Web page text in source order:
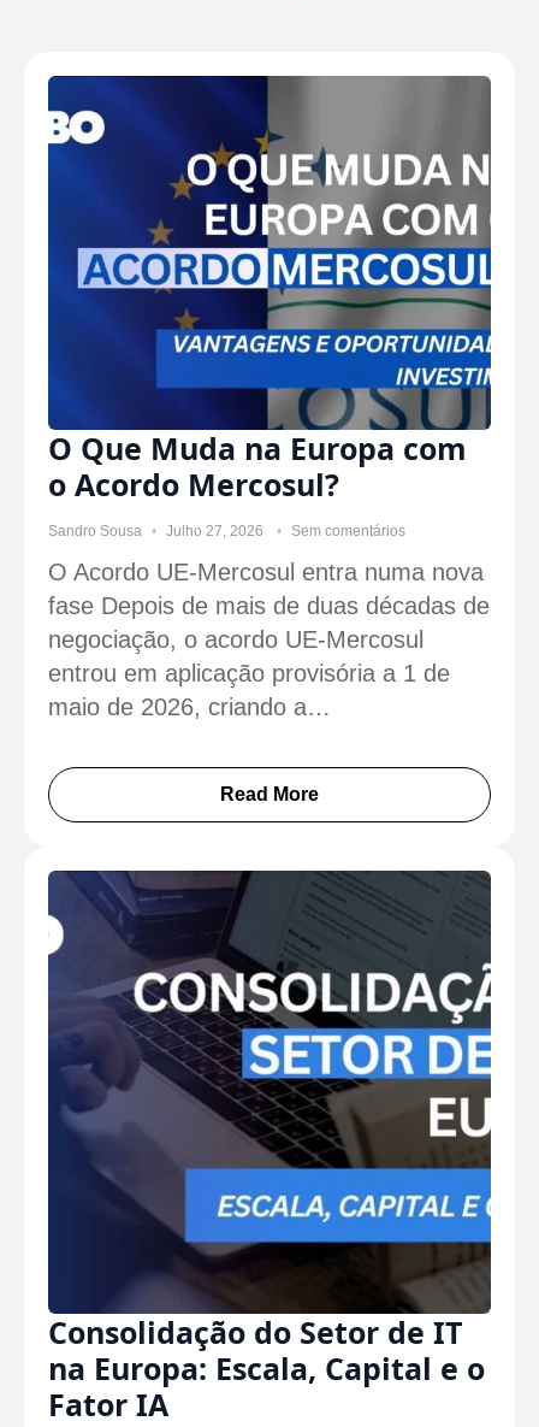
O Que Muda na Europa com
o Acordo Mercosul?
Sandro Sousa Julho 27, 2026 Sem comentários
O Acordo UE-Mercosul entra numa nova
fase Depois de mais de duas décadas de
negociação, o acordo UE-Mercosul
entrou em aplicação provisória a 1 de
maio de 2026, criando a…
Read More
Consolidação do Setor de IT
na Europa: Escala, Capital e o
Fator IA